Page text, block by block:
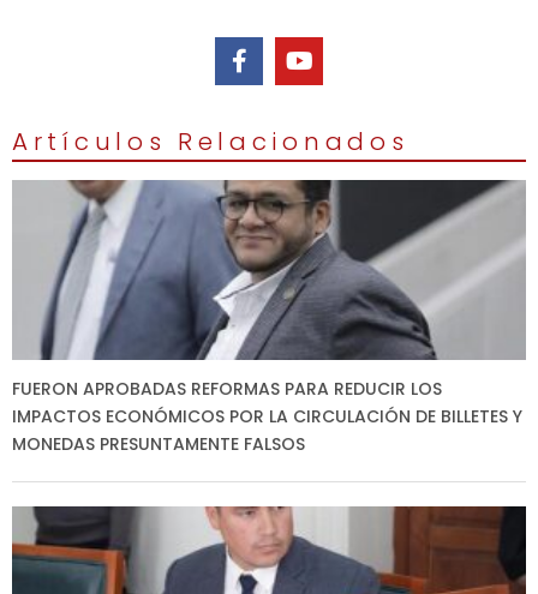
Artículos Relacionados
FUERON APROBADAS REFORMAS PARA REDUCIR LOS
IMPACTOS ECONÓMICOS POR LA CIRCULACIÓN DE BILLETES Y
MONEDAS PRESUNTAMENTE FALSOS